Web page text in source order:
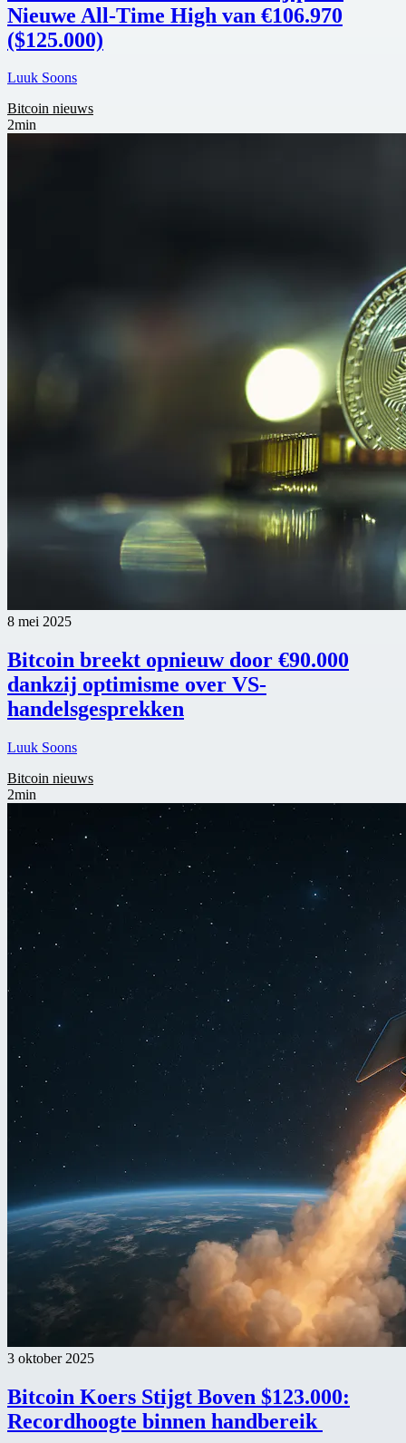
Nieuwe All-Time High van €106.970
($125.000)
Luuk Soons
Bitcoin nieuws
2min
8 mei 2025
Bitcoin breekt opnieuw door €90.000
dankzij optimisme over VS-
handelsgesprekken
Luuk Soons
Bitcoin nieuws
2min
3 oktober 2025
Bitcoin Koers Stijgt Boven $123.000:
Recordhoogte binnen handbereik